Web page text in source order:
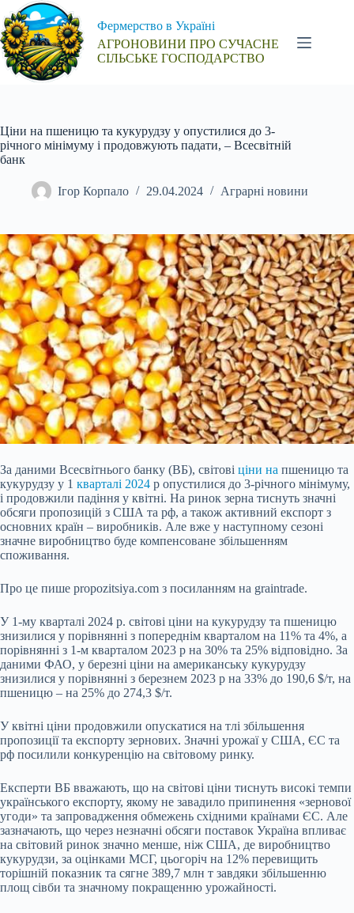
Перейти
до
вмісту
Фермерство в Україні
АГРОНОВИНИ ПРО СУЧАСНЕ
СІЛЬСЬКЕ ГОСПОДАРСТВО
Ціни на пшеницю та кукурудзу у опустилися до 3-
річного мінімуму і продовжують падати, – Всесвітній
банк
Ігор Корпало 29.04.2024 Аграрні новини
За даними Всесвітнього банку (ВБ), світові ціни на пшеницю та
кукурудзу у 1 кварталі 2024 р опустилися до 3-річного мінімуму,
і продовжили падіння у квітні. На ринок зерна тиснуть значні
обсяги пропозицій з США та рф, а також активний експорт з
основних країн – виробників. Але вже у наступному сезоні
значне виробництво буде компенсоване збільшенням
споживання.
Про це пише propozitsiya.com з посиланням на graintrade.
У 1-му кварталі 2024 р. світові ціни на кукурудзу та пшеницю
знизилися у порівнянні з попереднім кварталом на 11% та 4%, а
порівнянні з 1-м кварталом 2023 р на 30% та 25% відповідно. За
даними ФАО, у березні ціни на американську кукурудзу
знизилися у порівнянні з березнем 2023 р на 33% до 190,6 $/т, на
пшеницю – на 25% до 274,3 $/т.
У квітні ціни продовжили опускатися на тлі збільшення
пропозиції та експорту зернових. Значні урожаї у США, ЄС та
рф посилили конкуренцію на світовому ринку.
Експерти ВБ вважають, що на світові ціни тиснуть високі темпи
українського експорту, якому не завадило припинення «зернової
угоди» та запровадження обмежень східними країнами ЄС. Але
зазначають, що через незначні обсяги поставок Україна впливає
на світовий ринок значно менше, ніж США, де виробництво
кукурудзи, за оцінками МСГ, цьогоріч на 12% перевищить
торішній показник та сягне 389,7 млн т завдяки збільшенню
площ сівби та значному покращенню урожайності.